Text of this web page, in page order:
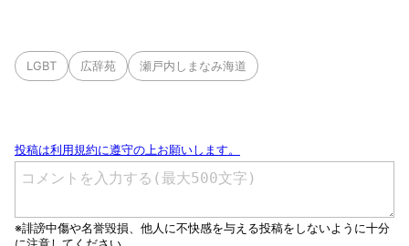
LGBT 広辞苑 瀬戸内しまなみ海道